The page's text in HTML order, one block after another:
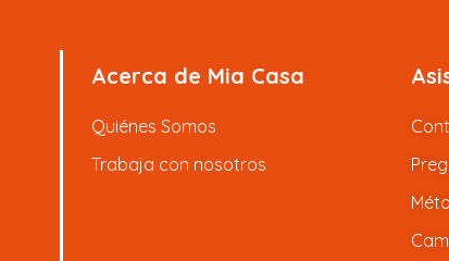
Acerca de Mia Casa
Quiénes Somos
Trabaja con nosotros